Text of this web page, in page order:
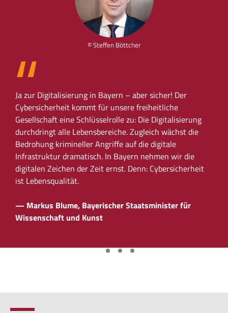
© Steffen Böttcher
„
Ja zur Digitalisierung in Bayern – aber sicher! Der
Cybersicherheit kommt für unsere freiheitliche
Gesellschaft eine Schlüsselrolle zu: Die Digitalisierung
durchdringt alle Lebensbereiche. Zugleich wächst die
Bedrohung krimineller Angriffe auf die digitale
Infrastruktur dramatisch. In Bayern nehmen wir die
digitalen Zeichen der Zeit ernst. Denn: Cybersicherheit
ist Lebensqualität.
— Markus Blume, Bayerischer Staatsminister für
Wissenschaft und Kunst